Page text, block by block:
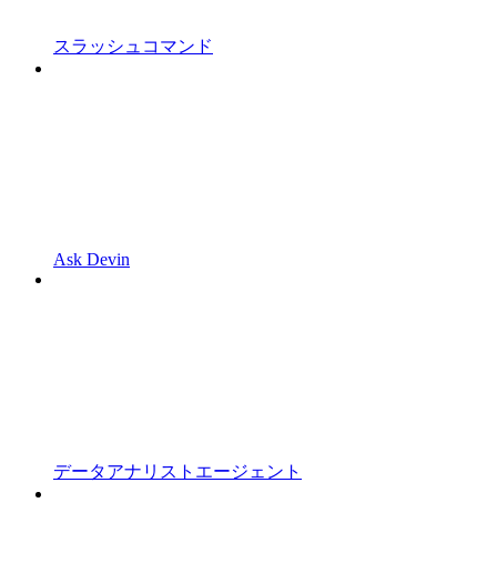
スラッシュコマンド
Ask Devin
データアナリストエージェント